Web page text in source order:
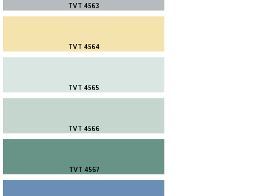
TVT 4563
TVT 4564
TVT 4565
TVT 4566
TVT 4567